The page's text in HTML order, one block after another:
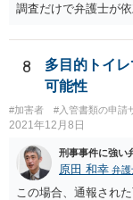
調査だけで弁護士が
ょう。
8
多目的トイ
可能性
#加害者 #入管書類の申請
2021年12月8日
刑事事件に強い
原田 和幸 弁護
この場合、通報され